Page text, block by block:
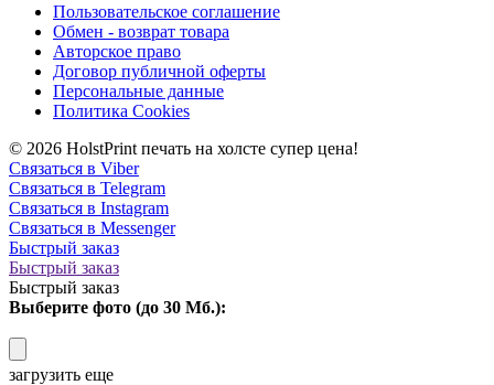
Пользовательское соглашение
Обмен - возврат товара
Авторское право
Договор публичной оферты
Персональные данные
Политика Cookies
© 2026 HolstPrint печать на холсте супер цена!
Связаться в Viber
Связаться в Telegram
Связаться в Instagram
Связаться в Messenger
Быстрый заказ
Быстрый заказ
Быстрый заказ
Выберите фото (до 30 Мб.):
загрузить еще